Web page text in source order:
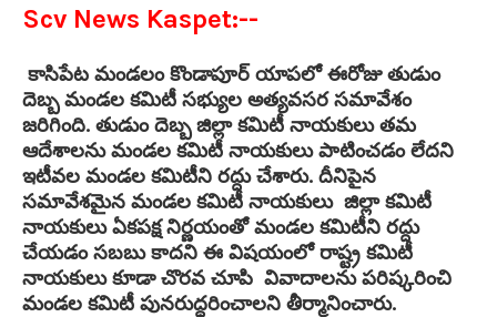
Scv News Kaspet:--
కాసిపేట మండలం కొండాపూర్ యాపలో ఈరోజు తుడుం
దెబ్బ మండల కమిటీ సభ్యుల అత్యవసర సమావేశం
జరిగింది. తుడుం దెబ్బ జిల్లా కమిటీ నాయకులు తమ
ఆదేశాలను మండల కమిటీ నాయకులు పాటించడం లేదని
ఇటీవల మండల కమిటీని రద్దు చేశారు. దీనిపైన
సమావేశమైన మండల కమిటీ నాయకులు జిల్లా కమిటీ
నాయకులు ఏకపక్ష నిర్ణయంతో మండల కమిటీని రద్దు
చేయడం సబబు కాదని ఈ విషయంలో రాష్ట్ర కమిటీ
నాయకులు కూడా చొరవ చూపి వివాదాలను పరిష్కరించి
మండల కమిటీ పునరుద్ధరించాలని తీర్మానించారు.